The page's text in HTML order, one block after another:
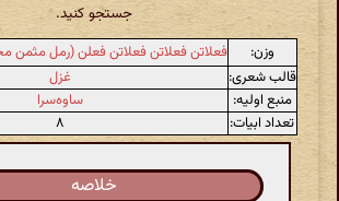
جستجو کنید.
وزن:
فعلاتن فعلاتن فعلاتن فعلن (رمل
قالب شعری:
غزل
منبع اولیه:
ساوه‌سرا
تعداد ابیات:
۸
خلاصه